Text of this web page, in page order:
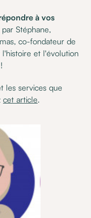
à vos
Stéphane,
co-fondateur de
et l'évolution
les services que
cet article.